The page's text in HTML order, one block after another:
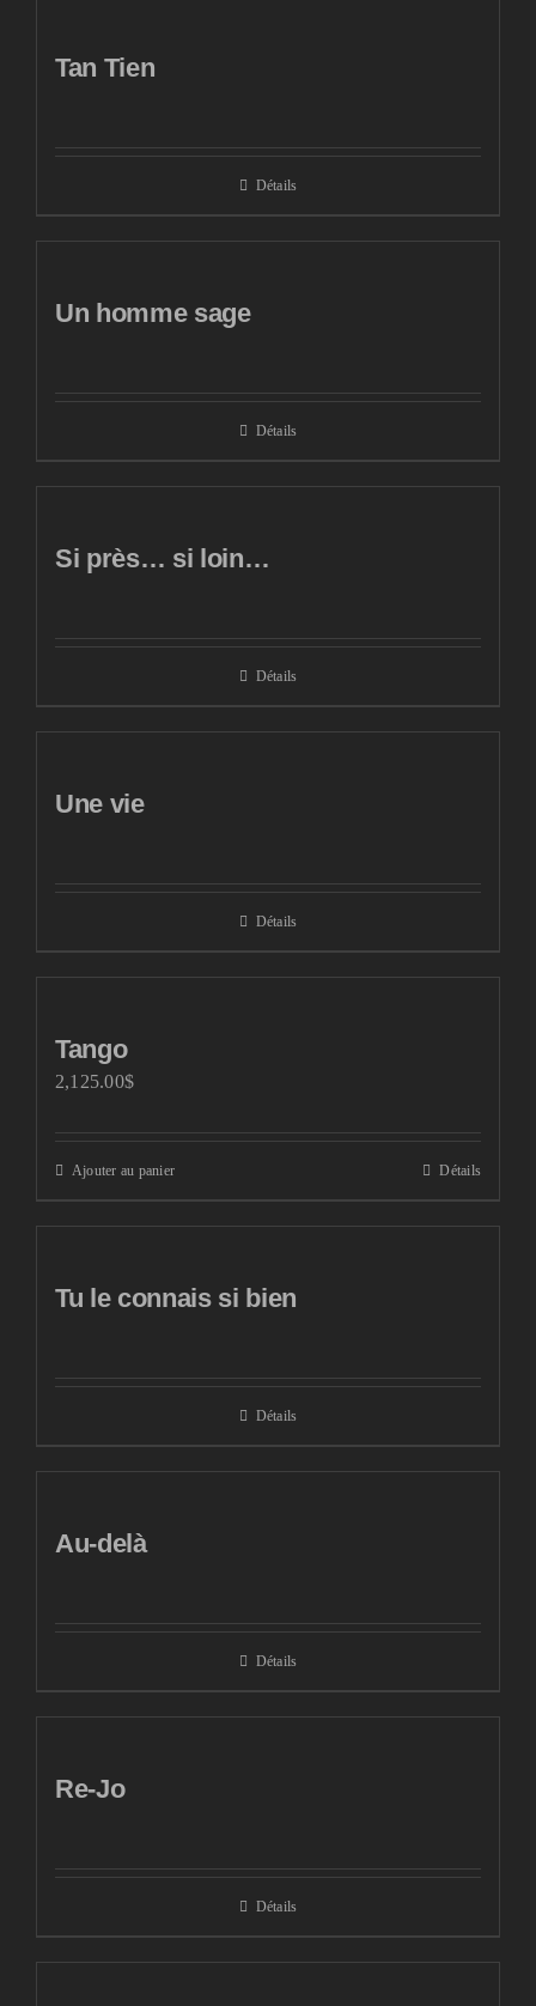
Tan Tien
Détails
Un homme sage
Détails
Si près… si loin…
Détails
Une vie
Détails
Tango
2,125.00$
Ajouter au panier Détails
Tu le connais si bien
Détails
Au-delà
Détails
Re-Jo
Détails